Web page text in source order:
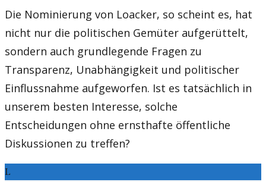
Die Nominierung von Loacker, so scheint es, hat
nicht nur die politischen Gemüter aufgerüttelt,
sondern auch grundlegende Fragen zu
Transparenz, Unabhängigkeit und politischer
Einflussnahme aufgeworfen. Ist es tatsächlich in
unserem besten Interesse, solche
Entscheidungen ohne ernsthafte öffentliche
Diskussionen zu treffen?
L